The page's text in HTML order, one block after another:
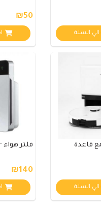
السلة
₪50
قاعدة
السلة
فلتر هواء king power
₪140